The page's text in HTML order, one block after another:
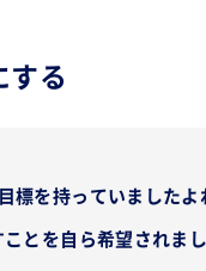
する
を持っていましたよ
とを自ら希望されま